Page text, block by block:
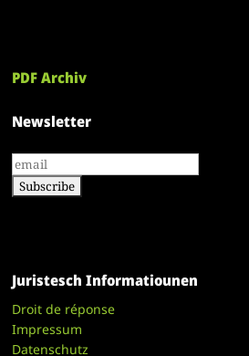
PDF Archiv
Newsletter
Juristesch Informatiounen
Droit de réponse
Impressum
Datenschutz